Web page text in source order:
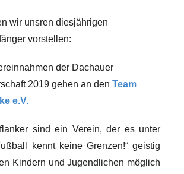
wir unsren diesjährigen
vorstellen:
der Dachauer
2019 gehen an den Team
e.V.
sind ein Verein, der es unter
kennt keine Grenzen!“ geistig
Kindern und Jugendlichen möglich